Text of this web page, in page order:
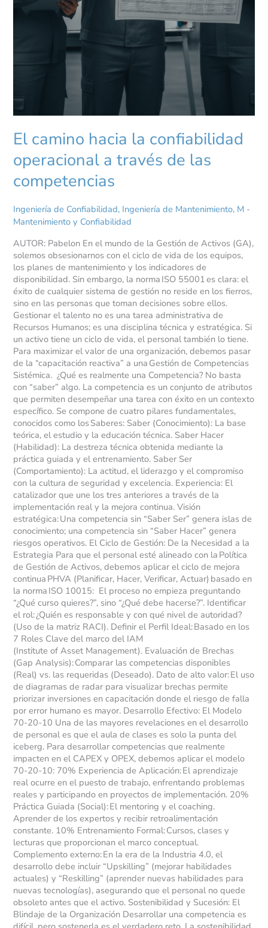
El camino hacia la confiabilidad
operacional a través de las
competencias
Ingeniería de Confiabilidad, Ingeniería de Mantenimiento, M -
Mantenimiento y Confiabilidad
AUTOR: Pabelon En el mundo de la Gestión de Activos (GA),
solemos obsesionarnos con el ciclo de vida de los equipos,
los planes de mantenimiento y los indicadores de
disponibilidad. Sin embargo, la norma ISO 55001 es clara: el
éxito de cualquier sistema de gestión no reside en los fierros,
sino en las personas que toman decisiones sobre ellos.
Gestionar el talento no es una tarea administrativa de
Recursos Humanos; es una disciplina técnica y estratégica. Si
un activo tiene un ciclo de vida, el personal también lo tiene.
Para maximizar el valor de una organización, debemos pasar
de la “capacitación reactiva” a una Gestión de Competencias
Sistémica. ¿Qué es realmente una Competencia? No basta
con “saber” algo. La competencia es un conjunto de atributos
que permiten desempeñar una tarea con éxito en un contexto
específico. Se compone de cuatro pilares fundamentales,
conocidos como los Saberes: Saber (Conocimiento): La base
teórica, el estudio y la educación técnica. Saber Hacer
(Habilidad): La destreza técnica obtenida mediante la
práctica guiada y el entrenamiento. Saber Ser
(Comportamiento): La actitud, el liderazgo y el compromiso
con la cultura de seguridad y excelencia. Experiencia: El
catalizador que une los tres anteriores a través de la
implementación real y la mejora continua. Visión
estratégica: Una competencia sin “Saber Ser” genera islas de
conocimiento; una competencia sin “Saber Hacer” genera
riesgos operativos. El Ciclo de Gestión: De la Necesidad a la
Estrategia Para que el personal esté alineado con la Política
de Gestión de Activos, debemos aplicar el ciclo de mejora
continua PHVA (Planificar, Hacer, Verificar, Actuar) basado en
la norma ISO 10015: El proceso no empieza preguntando
“¿Qué curso quieres?”, sino “¿Qué debe hacerse?”. Identificar
el rol: ¿Quién es responsable y con qué nivel de autoridad?
(Uso de la matriz RACI). Definir el Perfil Ideal: Basado en los
7 Roles Clave del marco del IAM
(Institute of Asset Management). Evaluación de Brechas
(Gap Analysis): Comparar las competencias disponibles
(Real) vs. las requeridas (Deseado). Dato de alto valor: El uso
de diagramas de radar para visualizar brechas permite
priorizar inversiones en capacitación donde el riesgo de falla
por error humano es mayor. Desarrollo Efectivo: El Modelo
70-20-10 Una de las mayores revelaciones en el desarrollo
de personal es que el aula de clases es solo la punta del
iceberg. Para desarrollar competencias que realmente
impacten en el CAPEX y OPEX, debemos aplicar el modelo
70-20-10: 70% Experiencia de Aplicación: El aprendizaje
real ocurre en el puesto de trabajo, enfrentando problemas
reales y participando en proyectos de implementación. 20%
Práctica Guiada (Social): El mentoring y el coaching.
Aprender de los expertos y recibir retroalimentación
constante. 10% Entrenamiento Formal: Cursos, clases y
lecturas que proporcionan el marco conceptual.
Complemento externo: En la era de la Industria 4.0, el
desarrollo debe incluir “Upskilling” (mejorar habilidades
actuales) y “Reskilling” (aprender nuevas habilidades para
nuevas tecnologías), asegurando que el personal no quede
obsoleto antes que el activo. Sostenibilidad y Sucesión: El
Blindaje de la Organización Desarrollar una competencia es